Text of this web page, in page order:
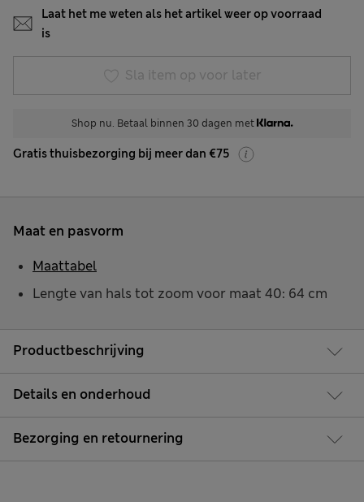
Laat het me weten als het artikel weer op voorraad
is
Sla item op voor later
Shop nu. Betaal binnen 30 dagen met
Gratis thuisbezorging bij meer dan €75
Productbeschrijving
Details en onderhoud
Bezorging en retournering
Maat en pasvorm
Lengte van hals tot zoom voor maat 40: 64 cm
Maattabel